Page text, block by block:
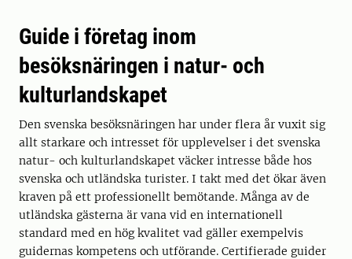
Guide i företag inom
besöksnäringen i natur- och
kulturlandskapet
Den svenska besöksnäringen har under flera år vuxit sig
allt starkare och intresset för upplevelser i det svenska
natur- och kulturlandskapet väcker intresse både hos
svenska och utländska turister. I takt med det ökar även
kraven på ett professionellt bemötande. Många av de
utländska gästerna är vana vid en internationell
standard med en hög kvalitet vad gäller exempelvis
guidernas kompetens och utförande. Certifierade guider